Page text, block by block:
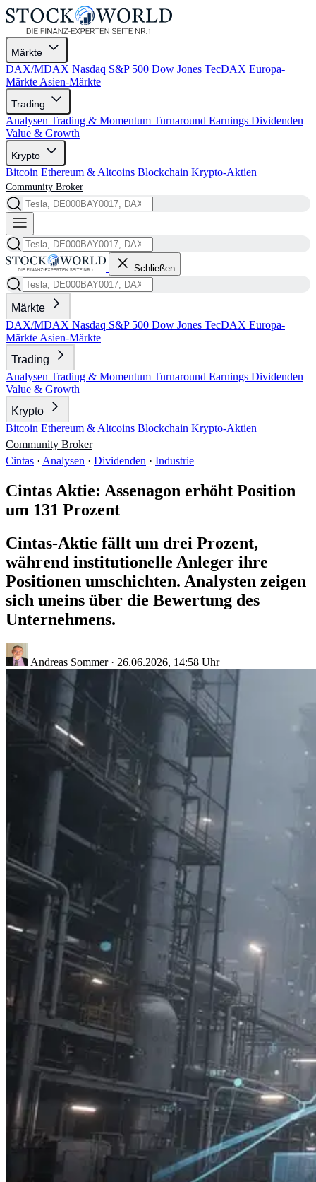
Märkte
DAX/MDAX Nasdaq S&P 500 Dow Jones TecDAX Europa-
Märkte Asien-Märkte
Trading
Analysen Trading & Momentum Turnaround Earnings Dividenden
Value & Growth
Krypto
Bitcoin Ethereum & Altcoins Blockchain Krypto-Aktien
Community Broker
Schließen
Märkte
DAX/MDAX Nasdaq S&P 500 Dow Jones TecDAX Europa-
Märkte Asien-Märkte
Trading
Analysen Trading & Momentum Turnaround Earnings Dividenden
Value & Growth
Krypto
Bitcoin Ethereum & Altcoins Blockchain Krypto-Aktien
Community Broker
Cintas · Analysen · Dividenden · Industrie
Cintas Aktie: Assenagon erhöht Position
um 131 Prozent
Cintas-Aktie fällt um drei Prozent,
während institutionelle Anleger ihre
Positionen umschichten. Analysten zeigen
sich uneins über die Bewertung des
Unternehmens.
Andreas Sommer · 26.06.2026, 14:58 Uhr